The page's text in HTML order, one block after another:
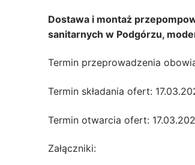
Dostawa i montaż
sanitarnych w Podgórzu,
Termin przeprowadzenia
Termin składania ofert:
Termin otwarcia ofert:
Załączniki: